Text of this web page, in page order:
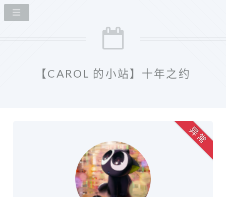
【CAROL 的小站】十年之约
异 常